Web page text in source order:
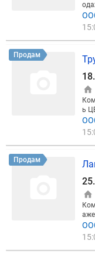
Продам
ь
Продам
6